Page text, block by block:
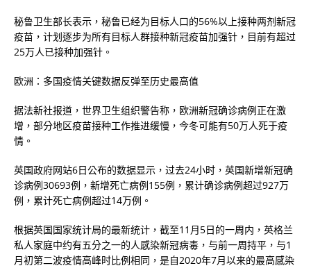
秘鲁卫生部长表示，秘鲁已经为目标人口的56%以上接种两剂新冠
疫苗，计划逐步为所有目标人群接种新冠疫苗加强针，目前有超过
25万人已接种加强针。
欧洲：多国疫情关键数据反弹至历史最高值
据法新社报道，世界卫生组织警告称，欧洲新冠确诊病例正在激
增，部分地区疫苗接种工作推进缓慢，今冬可能有50万人死于疫
情。
英国政府网站6日公布的数据显示，过去24小时，英国新增新冠确
诊病例30693例，新增死亡病例155例，累计确诊病例超过927万
例，累计死亡病例超过14万例。
根据英国国家统计局的最新统计，截至11月5日的一周内，英格兰
私人家庭中约有五分之一的人感染新冠病毒，与前一周持平，与1
月初第二波疫情高峰时比例相同，是自2020年7月以来的最高感染